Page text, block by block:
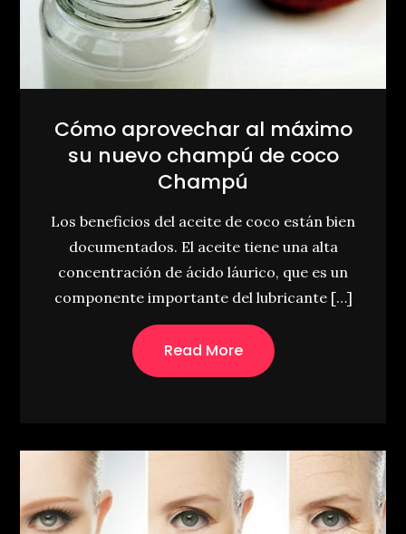
Cómo aprovechar al máximo
su nuevo champú de coco
Champú
Los beneficios del aceite de coco están bien
documentados. El aceite tiene una alta
concentración de ácido láurico, que es un
componente importante del lubricante […]
Read More